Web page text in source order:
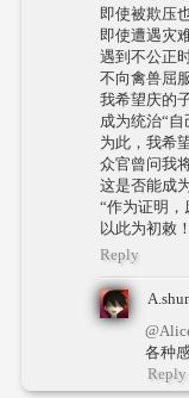
即使被欺压
即使遭遇灾
遇到不公正
不向禽兽屈
我希望庆的
成为统治“
为此，我希
众官曾问我
这是否能成
“作为证明，
以此为初敕
Reply
各种
Reply